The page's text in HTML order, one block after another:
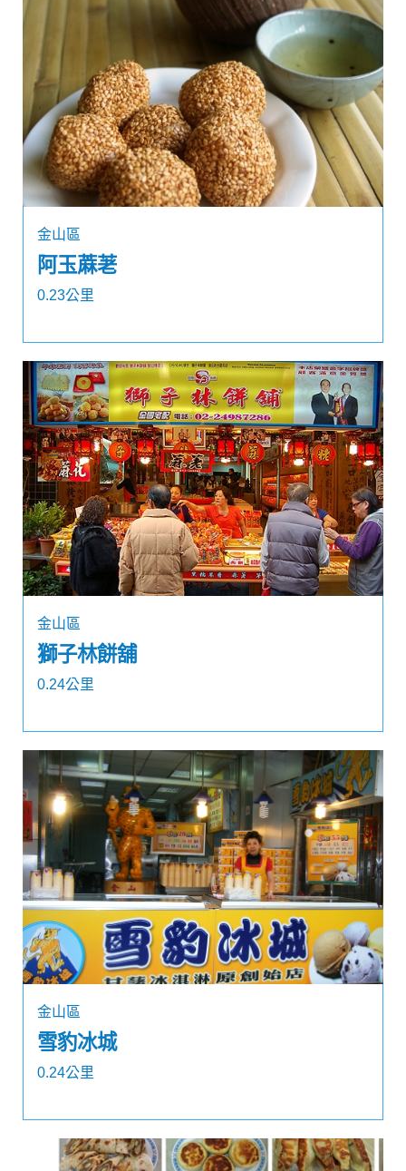
金山區
阿玉蔴荖
0.23公里
金山區
獅子林餅舖
0.24公里
金山區
雪豹冰城
0.24公里